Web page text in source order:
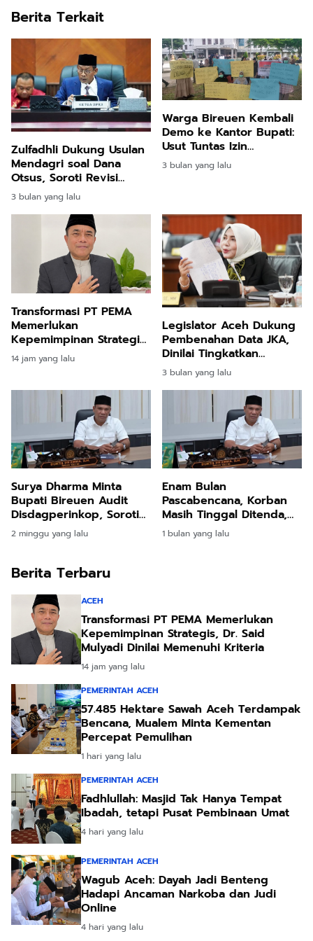
Berita Terkait
Zulfadhli Dukung Usulan
Mendagri soal Dana
Otsus, Soroti Revisi
UUPA
3 bulan yang lalu
Warga Bireuen Kembali
Demo ke Kantor Bupati:
Usut Tuntas Izin
Perkebunan Sawit
3 bulan yang lalu
Transformasi PT PEMA
Memerlukan
Kepemimpinan Strategis,
Dr. Said Mulyadi Dinilai
Memenuhi Kriteria
14 jam yang lalu
Legislator Aceh Dukung
Pembenahan Data JKA,
Dinilai Tingkatkan
Akurasi Penerima
3 bulan yang lalu
Surya Dharma Minta
Bupati Bireuen Audit
Disdagperinkop, Soroti
Integritas PAD
2 minggu yang lalu
Enam Bulan
Pascabencana, Korban
Masih Tinggal Ditenda,
Surya Dharma
Pertanyakan Keseriusan
1 bulan yang lalu
Berita Terbaru
ACEH
Transformasi PT PEMA Memerlukan
Kepemimpinan Strategis, Dr. Said
Mulyadi Dinilai Memenuhi Kriteria
14 jam yang lalu
PEMERINTAH ACEH
57.485 Hektare Sawah Aceh Terdampak
Bencana, Mualem Minta Kementan
Percepat Pemulihan
1 hari yang lalu
PEMERINTAH ACEH
Fadhlullah: Masjid Tak Hanya Tempat
Ibadah, tetapi Pusat Pembinaan Umat
4 hari yang lalu
PEMERINTAH ACEH
Wagub Aceh: Dayah Jadi Benteng
Hadapi Ancaman Narkoba dan Judi
Online
4 hari yang lalu